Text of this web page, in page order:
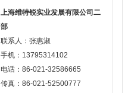
上海维特锐实业发展有限公司二
部
联系人：张惠淑
手机：13795314102
电话：86-021-32586665
传真：86-021-52500777